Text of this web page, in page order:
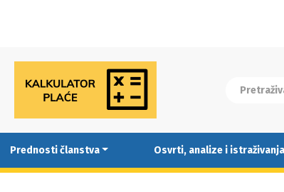
Prednosti članstva Osvrti, analize i istraživanja